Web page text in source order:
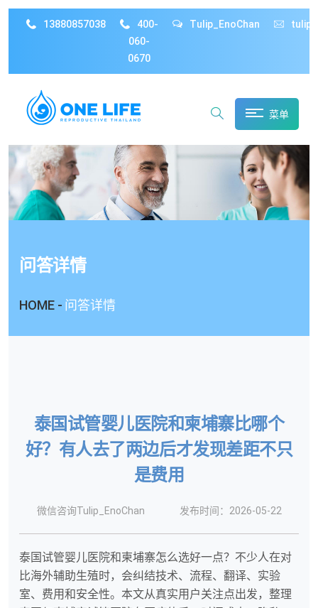
13880857038
400-
060-
0670
Tulip_EnoChan
菜单
问答详情
HOME - 问答详情
泰国试管婴儿医院和柬埔寨比哪个
好？有人去了两边后才发现差距不只
是费用
微信咨询Tulip_EnoChan 发布时间：2026-05-22
泰国试管婴儿医院和柬埔寨怎么选好一点？不少人在对
比海外辅助生殖时，会纠结技术、流程、翻译、实验
室、费用和安全性。本文从真实用户关注点出发，整理